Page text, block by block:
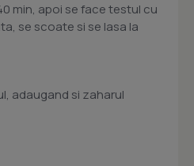
min, apoi se face testul cu
se scoate si se lasa la
adaugand si zaharul